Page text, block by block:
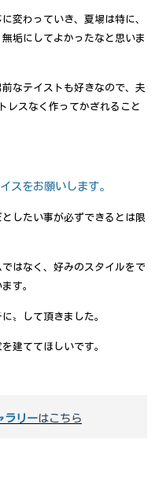
変わっていき、夏場は特に、
垢にしてよかったなと思いま
なテイストも好きなので、夫
レスなく作ってかざれること
スをお願いします。
したい事が必ずできるとは限
はなく、好みのスタイルをで
す。
〟して頂きました。
建ててほしいです。
ラリーはこちら